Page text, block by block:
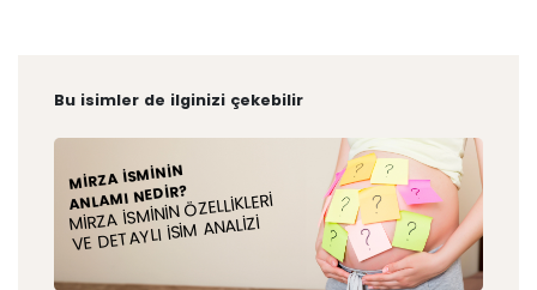
Bu isimler de ilginizi çekebilir
MIRZA İSMININ
ANLAMI NEDIR?
MIRZA İSMININ ÖZELLIKLERI
VE DETAYLI İSIM ANALIZI